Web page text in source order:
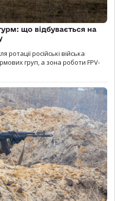
що відбувається на
російські війська
груп, а зона роботи FPV-